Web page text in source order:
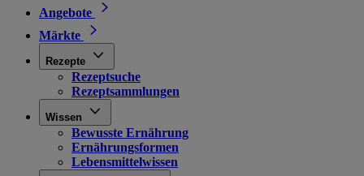
Angebote
Märkte
Rezepte
Rezeptsuche
Rezeptsammlungen
Wissen
Bewusste Ernährung
Ernährungsformen
Lebensmittelwissen